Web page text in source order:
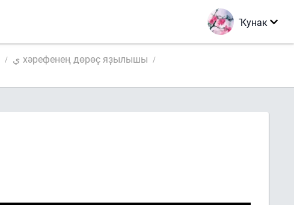
Ҡунак
ي хәрефенең дөрөҫ яҙылышы